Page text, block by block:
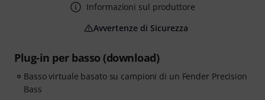
Plug-in per basso (download)
Basso virtuale basato su campioni di un Fender Precision
Bass
Informazioni sul produttore
Avvertenze di Sicurezza